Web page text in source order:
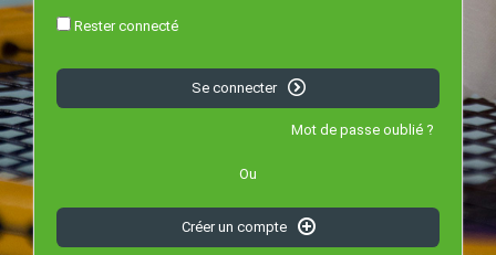
Rester connecté
Se connecter
Mot de passe oublié ?
Ou
Créer un compte